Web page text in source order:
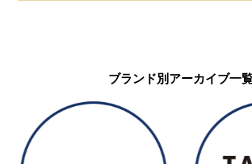
ブランド別アーカイブ一